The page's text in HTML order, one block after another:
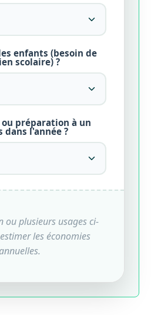
enfants (besoin de
scolaire) ?
préparation à un
dans l'année ?
ou plusieurs usages ci-
les économies
annuelles.